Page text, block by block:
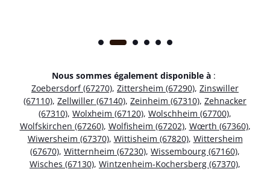
Nous sommes également disponible à :
Zoebersdorf (67270), Zittersheim (67290), Zinswiller
(67110), Zellwiller (67140), Zeinheim (67310), Zehnacker
(67310), Wolxheim (67120), Wolschheim (67700),
Wolfskirchen (67260), Wolfisheim (67202), Wœrth (67360),
Wiwersheim (67370), Wittisheim (67820), Wittersheim
(67670), Witternheim (67230), Wissembourg (67160),
Wisches (67130), Wintzenheim-Kochersberg (67370),